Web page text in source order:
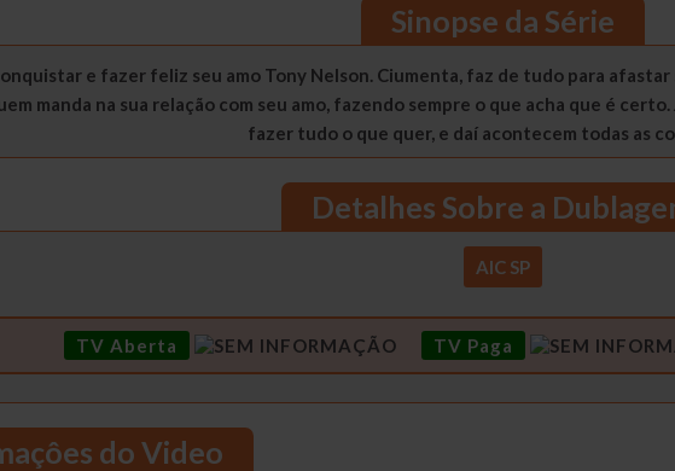
Sinopse da Série
e fazer feliz seu amo Tony Nelson. Ciumenta, faz de tudo para
manda na sua relação com seu amo, fazendo sempre o que acha que é
fazer tudo o que quer, e daí acontecem todas as
Detalhes Sobre a
AIC SP
TV Aberta TV Paga
do Video